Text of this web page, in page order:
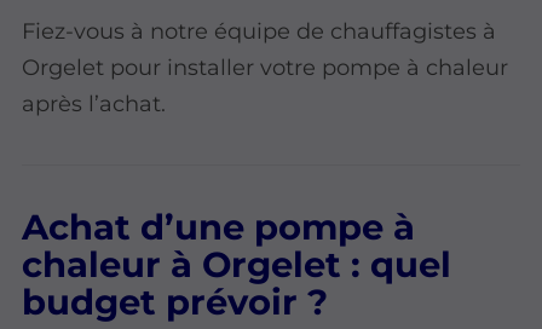
Fiez-vous à notre équipe de chauffagistes à
Orgelet pour installer votre pompe à chaleur
après l’achat.
Achat d’une pompe à
chaleur à Orgelet : quel
budget prévoir ?